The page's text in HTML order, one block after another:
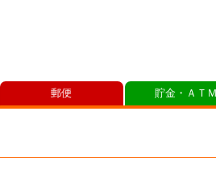
郵便 貯金・ＡＴ